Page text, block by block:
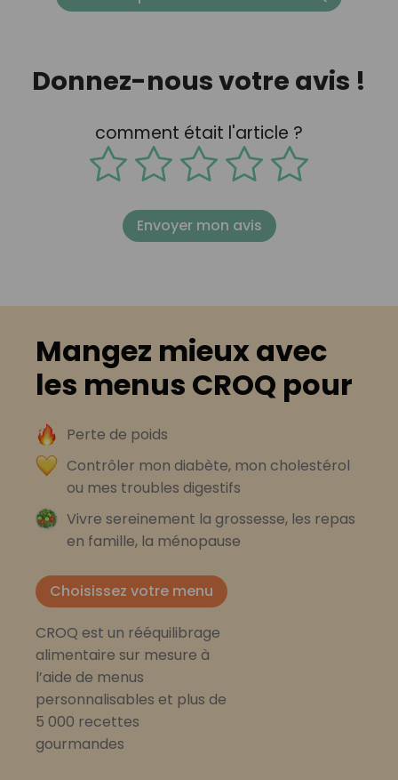
Donnez-nous votre avis !
comment était l'article ?
Envoyer mon avis
Mangez mieux avec
les menus CROQ pour
Perte de poids
Contrôler mon diabète, mon cholestérol
ou mes troubles digestifs
Vivre sereinement la grossesse, les repas
en famille, la ménopause
Choisissez votre menu
CROQ est un rééquilibrage
alimentaire sur mesure à
l’aide de menus
personnalisables et plus de
5 000 recettes
gourmandes